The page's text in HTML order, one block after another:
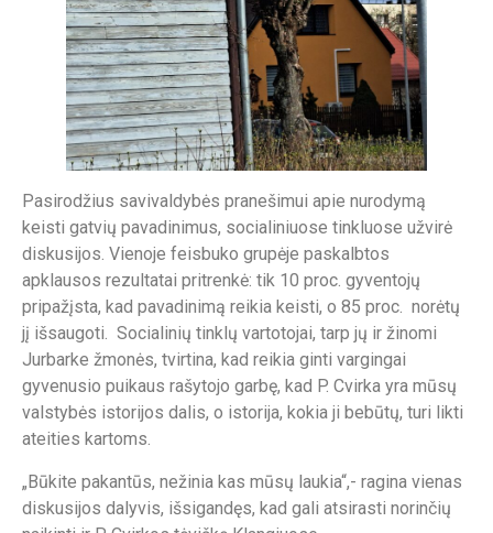
Pasirodžius savivaldybės pranešimui apie nurodymą
keisti gatvių pavadinimus, socialiniuose tinkluose užvirė
diskusijos. Vienoje feisbuko grupėje paskalbtos
apklausos rezultatai pritrenkė: tik 10 proc. gyventojų
pripažįsta, kad pavadinimą reikia keisti, o 85 proc. norėtų
jį išsaugoti. Socialinių tinklų vartotojai, tarp jų ir žinomi
Jurbarke žmonės, tvirtina, kad reikia ginti vargingai
gyvenusio puikaus rašytojo garbę, kad P. Cvirka yra mūsų
valstybės istorijos dalis, o istorija, kokia ji bebūtų, turi likti
ateities kartoms.
„Būkite pakantūs, nežinia kas mūsų laukia“,- ragina vienas
diskusijos dalyvis, išsigandęs, kad gali atsirasti norinčių